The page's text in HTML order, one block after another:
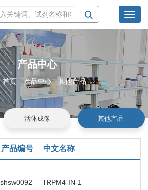
产品中心
首页 产品中心 其他产品
活体成像 其他产品
产品编号 中文名称
shsw0092 TRPM4-IN-1